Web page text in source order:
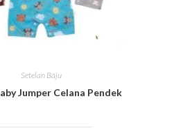
Setelan Baju
Jumper Celana Pendek